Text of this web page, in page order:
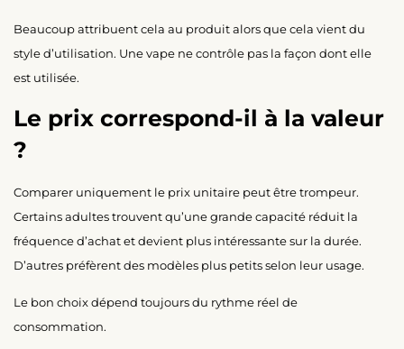
Beaucoup attribuent cela au produit alors que cela vient du
style d’utilisation. Une vape ne contrôle pas la façon dont elle
est utilisée.
Le prix correspond-il à la valeur
?
Comparer uniquement le prix unitaire peut être trompeur.
Certains adultes trouvent qu’une grande capacité réduit la
fréquence d’achat et devient plus intéressante sur la durée.
D’autres préfèrent des modèles plus petits selon leur usage.
Le bon choix dépend toujours du rythme réel de
consommation.